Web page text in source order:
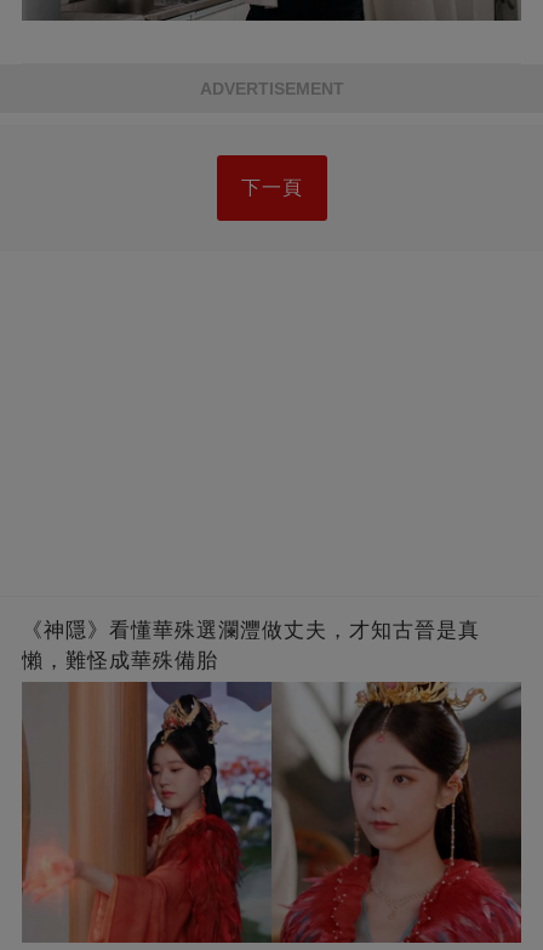
ADVERTISEMENT
下一頁
《神隱》看懂華殊選瀾灃做丈夫，才知古晉是真
懶，難怪成華殊備胎